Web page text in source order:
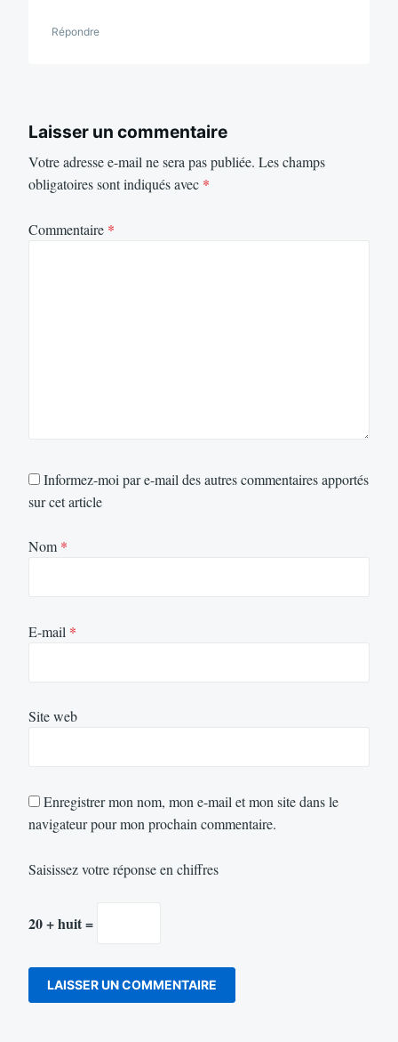
Répondre
Laisser un commentaire
Votre adresse e-mail ne sera pas publiée. Les champs
obligatoires sont indiqués avec *
Commentaire *
Informez-moi par e-mail des autres commentaires apportés
sur cet article
Nom *
E-mail *
Site web
Enregistrer mon nom, mon e-mail et mon site dans le
navigateur pour mon prochain commentaire.
Saisissez votre réponse en chiffres
20 + huit =